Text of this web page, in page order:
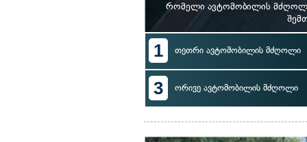
რომელი ავტომობილის მძღოლი
1 თეთრი ავტომობილის მძღოლი
3 ორივე ავტომობილის მძღოლი